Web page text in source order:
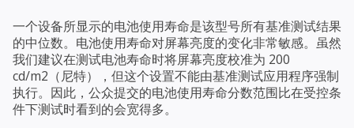
一个设备所显示的电池使用寿命是该型号所有基准测试结果
的中位数。电池使用寿命对屏幕亮度的变化非常敏感。虽然
我们建议在测试电池寿命时将屏幕亮度校准为 200
cd/m2（尼特），但这个设置不能由基准测试应用程序强制
执行。因此，公众提交的电池使用寿命分数范围比在受控条
件下测试时看到的会宽得多。